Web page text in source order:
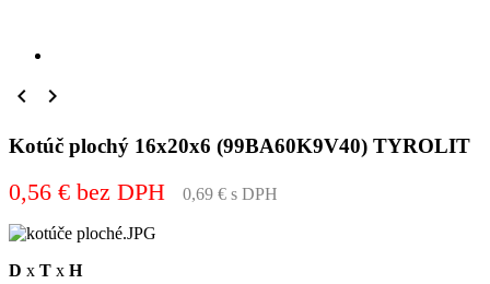
 
Kotúč plochý 16x20x6 (99BA60K9V40) TYROLIT
0,56 € bez DPH 0,69 € s DPH
D x T x H